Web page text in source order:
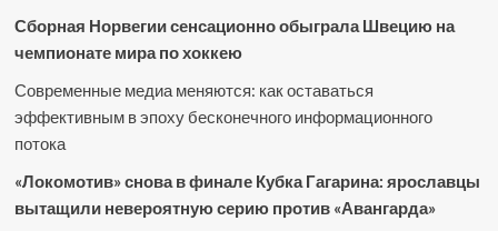
Сборная Норвегии сенсационно обыграла Швецию на
чемпионате мира по хоккею
Современные медиа меняются: как оставаться
эффективным в эпоху бесконечного информационного
потока
«Локомотив» снова в финале Кубка Гагарина: ярославцы
вытащили невероятную серию против «Авангарда»